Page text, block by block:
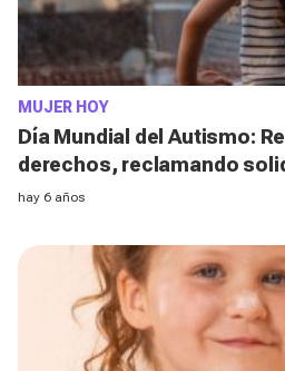
MUJER HOY
Día Mundial del Autismo:
derechos, reclamando
hay 6 años